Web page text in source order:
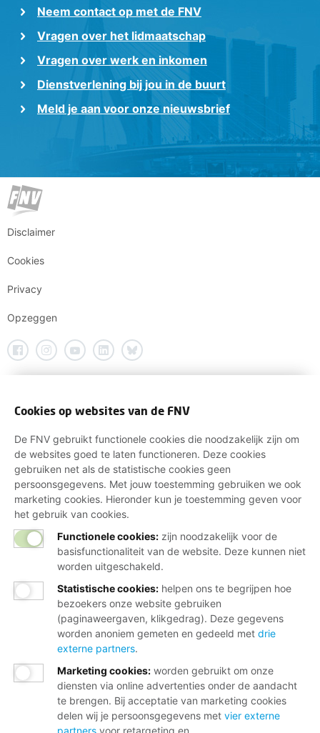
Neem contact op met de FNV
Vragen over het lidmaatschap
Vragen over werk en inkomen
Dienstverlening bij jou in de buurt
Meld je aan voor onze nieuwsbrief
Disclaimer
Cookies
Privacy
Opzeggen
Cookies op websites van de FNV
De FNV gebruikt functionele cookies die noodzakelijk zijn om
de websites goed te laten functioneren. Deze cookies
gebruiken net als de statistische cookies geen
persoonsgegevens. Met jouw toestemming gebruiken we ook
marketing cookies. Hieronder kun je toestemming geven voor
het gebruik van cookies.
Functionele cookies: zijn noodzakelijk voor de
basisfunctionaliteit van de website. Deze kunnen niet
worden uitgeschakeld.
Statistische cookies: helpen ons te begrijpen hoe
bezoekers onze website gebruiken
(paginaweergaven, klikgedrag). Deze gegevens
worden anoniem gemeten en gedeeld met drie
externe partners.
Marketing cookies: worden gebruikt om onze
diensten via online advertenties onder de aandacht
te brengen. Bij acceptatie van marketing cookies
delen wij je persoonsgegevens met vier externe
partners voor retargeting en